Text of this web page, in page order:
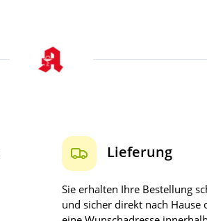
Lieferung
Sie erhalten Ihre Bestellung
und sicher direkt nach Hause